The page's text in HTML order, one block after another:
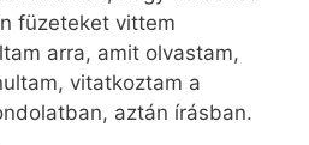
füzeteket vittem
arra, amit olvastam,
vitatkoztam a
aztán írásban.